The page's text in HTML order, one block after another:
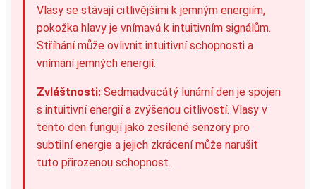
Vlasy se stávají citlivějšími k jemným energiím,
pokožka hlavy je vnímavá k intuitivním signálům.
Stříhání může ovlivnit intuitivní schopnosti a
vnímání jemných energií.
Zvláštnosti: Sedmadvacátý lunární den je spojen
s intuitivní energií a zvýšenou citlivostí. Vlasy v
tento den fungují jako zesílené senzory pro
subtilní energie a jejich zkrácení může narušit
tuto přirozenou schopnost.